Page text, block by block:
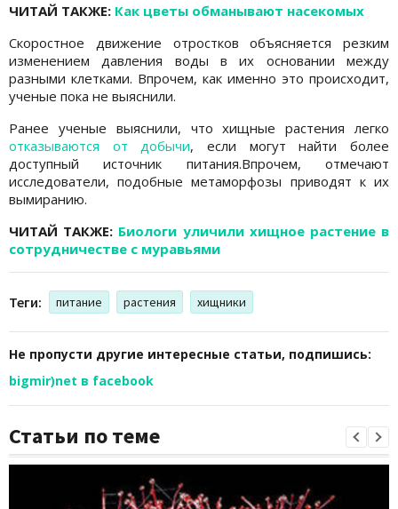
ЧИТАЙ ТАКЖЕ: Как цветы обманывают насекомых
Скоростное движение отростков объясняется резким
изменением давления воды в их основании между
разными клетками. Впрочем, как именно это происходит,
ученые пока не выяснили.
Ранее ученые выяснили, чтохищные растения легко
отказываются от добычи, если могут найти более
доступный источник питания.Впрочем, отмечают
исследователи, подобные метаморфозы приводят к их
вымиранию.
ЧИТАЙ ТАКЖЕ: Биологи уличили хищное растение в
сотрудничестве с муравьями
Теги: питание растения хищники
Не пропусти другие интересные статьи, подпишись:
bigmir)net в facebook
Статьи по теме